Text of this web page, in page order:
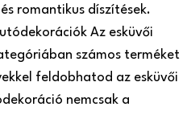
romantikus díszítések.
Az esküvői
számos terméket
feldobhatod az esküvői
nemcsak a